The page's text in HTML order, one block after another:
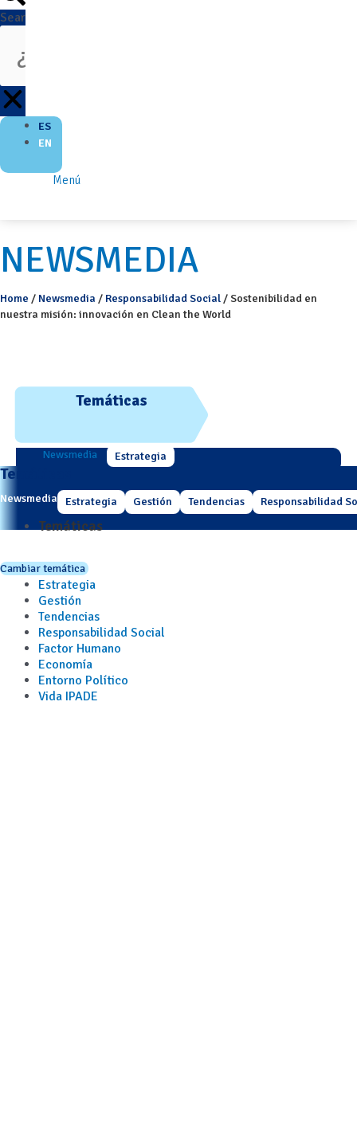
Search
ES
EN
Menú
NEWSMEDIA
Home / Newsmedia / Responsabilidad Social / Sostenibilidad en
nuestra misión: innovación en Clean the World
Temáticas
Newsmedia Estrategia
Temáticas
Newsmedia Estrategia Gestión Tendencias Responsabilidad
Temáticas
Cambiar temática
Estrategia
Gestión
Tendencias
Responsabilidad Social
Factor Humano
Economía
Entorno Político
Vida IPADE